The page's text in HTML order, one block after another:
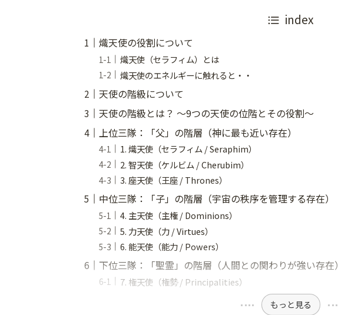
index
熾天使の役割について
熾天使（セラフィム）とは
熾天使のエネルギーに触れると・・
天使の階級について
天使の階級とは？ 〜9つの天使の位階とその役割〜
上位三隊：「父」の階層（神に最も近い存在）
1. 熾天使（セラフィム / Seraphim）
2. 智天使（ケルビム / Cherubim）
3. 座天使（王座 / Thrones）
中位三隊：「子」の階層（宇宙の秩序を管理する存在）
4. 主天使（主権 / Dominions）
5. 力天使（力 / Virtues）
6. 能天使（能力 / Powers）
下位三隊：「聖霊」の階層（人間との関わりが強い存在）
7. 権天使（権勢 / Principalities）
もっと見る